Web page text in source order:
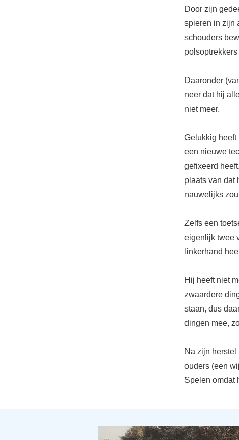
Door zijn
spieren in zijn
schouders
Daaronder
neer dat hij
niet meer.
Gelukkig
een nieuwe
gefixeerd
plaats van dat
nauwelijks
Zelfs een
eigenlijk twee
linkerhand
Hij heeft niet
zwaardere
staan, dus
dingen mee,
Na zijn
ouders (een
Spelen omdat